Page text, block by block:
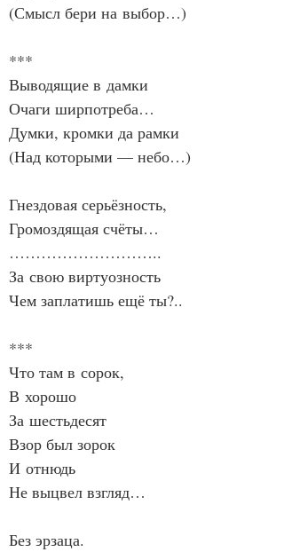
(Смысл бери на выбор…)
***
Выводящие в дамки
Очаги ширпотреба…
Думки, кромки да рамки
(Над которыми — небо…)
Гнездовая серьёзность,
Громоздящая счёты…
………………………..
За свою виртуозность
Чем заплатишь ещё ты?..
***
Что там в сорок,
В хорошо
За шестьдесят
Взор был зорок
И отнюдь
Не выцвел взгляд…
Без эрзаца.